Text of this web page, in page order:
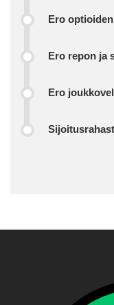
Ero
Ero repon ja
Ero